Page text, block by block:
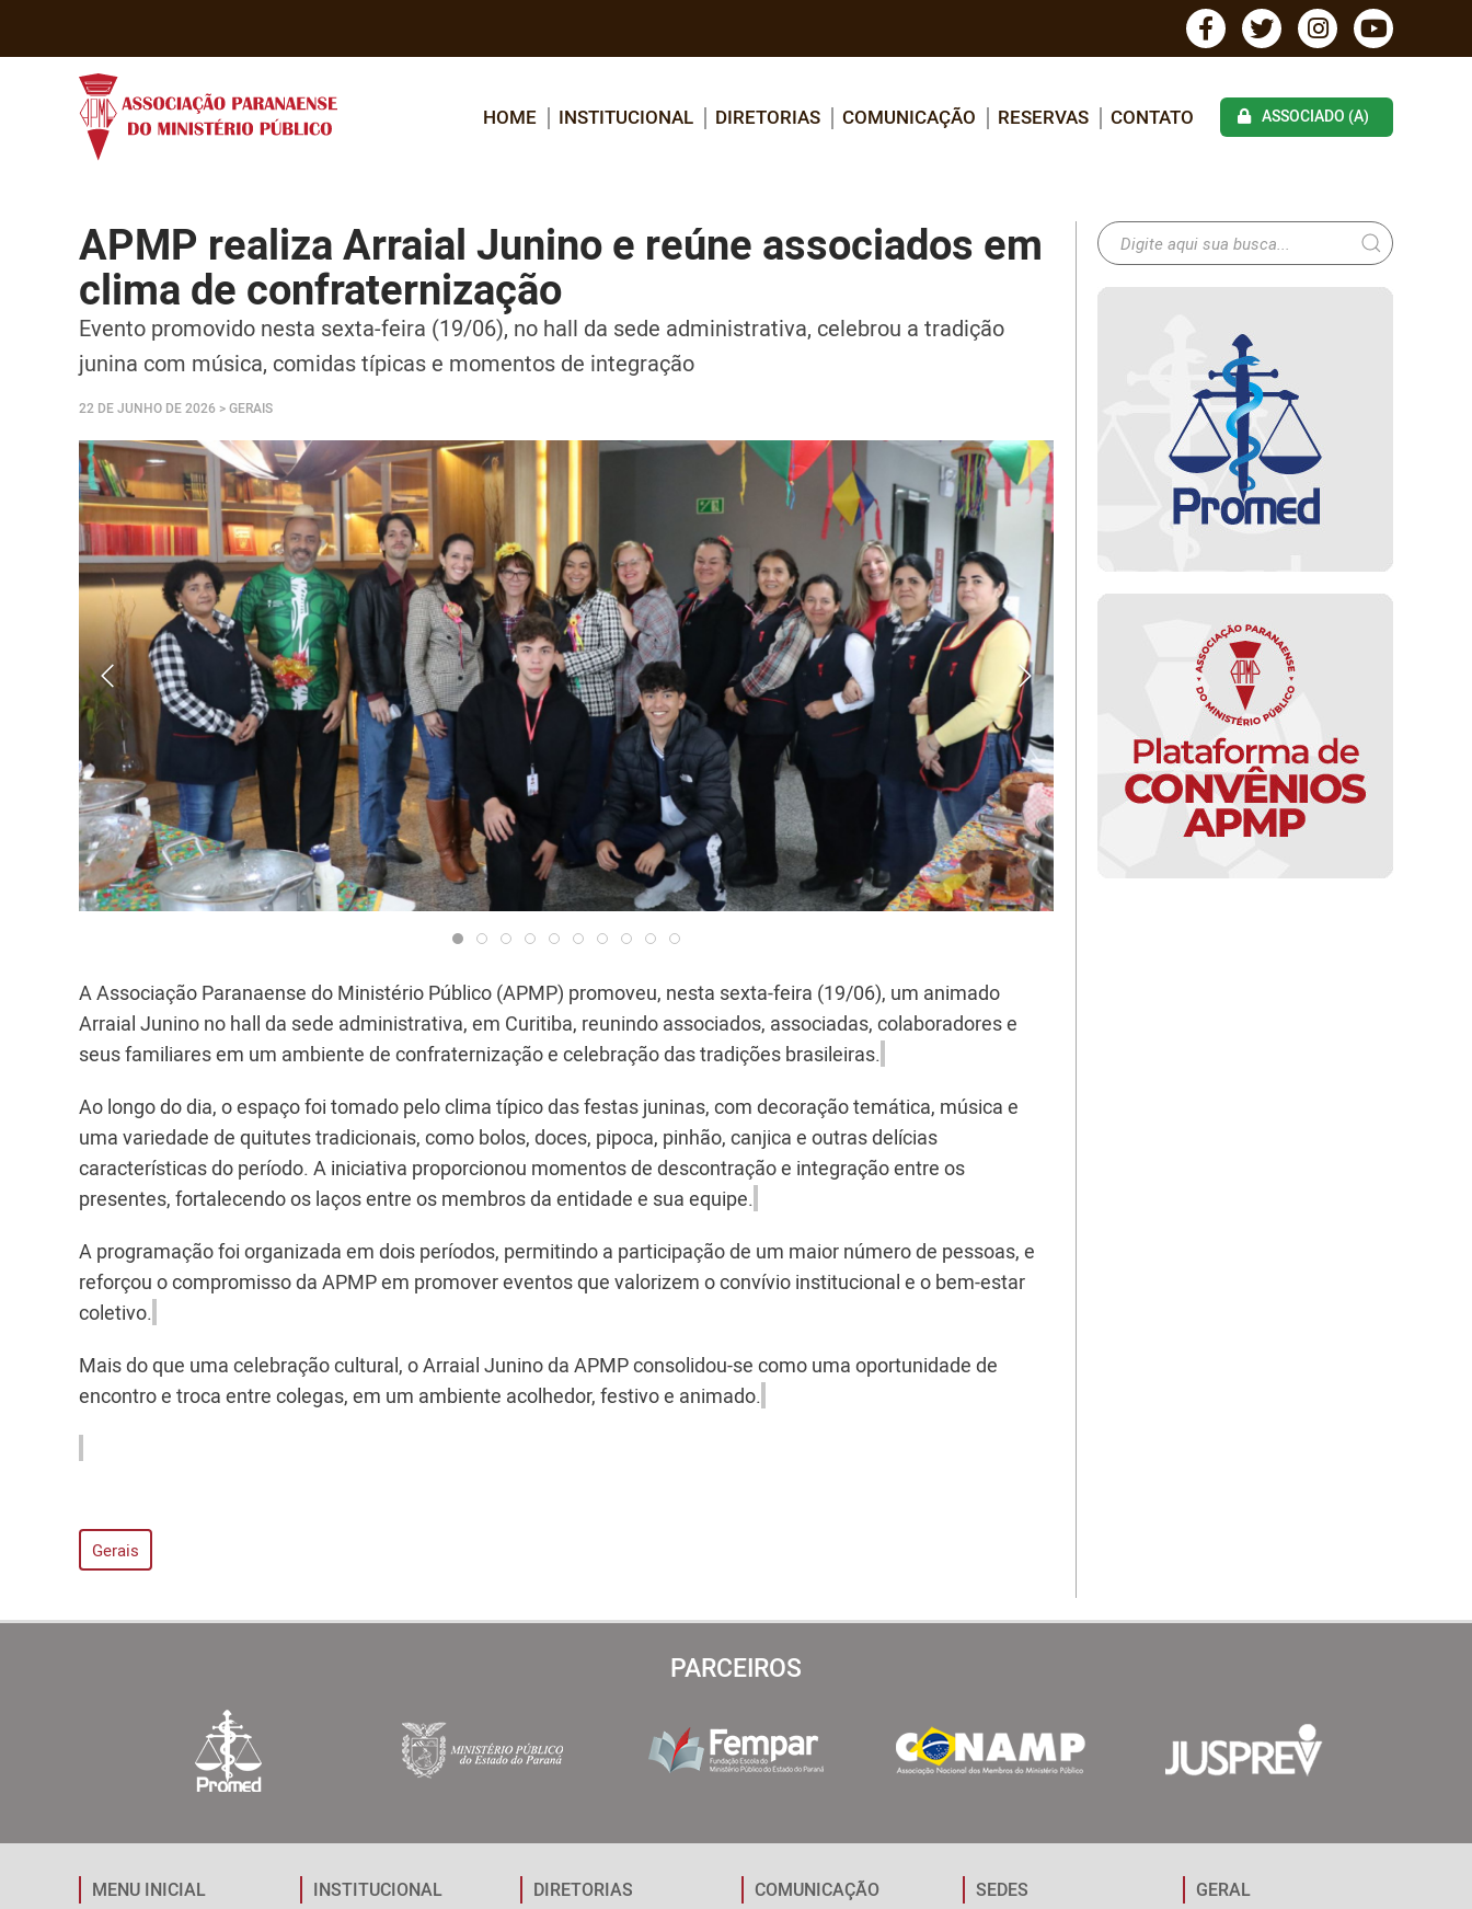
HOME INSTITUCIONAL DIRETORIAS COMUNICAÇÃO RESERVAS CONTATO ASSOCIADO (A)
APMP realiza Arraial Junino e reúne associados em
clima de confraternização
Evento promovido nesta sexta-feira (19/06), no hall da sede administrativa, celebrou a tradição
junina com música, comidas típicas e momentos de integração
22 DE JUNHO DE 2026 > GERAIS
A Associação Paranaense do Ministério Público (APMP) promoveu, nesta sexta-feira (19/06), um animado
Arraial Junino no hall da sede administrativa, em Curitiba, reunindo associados, associadas, colaboradores e
seus familiares em um ambiente de confraternização e celebração das tradições brasileiras.
Ao longo do dia, o espaço foi tomado pelo clima típico das festas juninas, com decoração temática, música e
uma variedade de quitutes tradicionais, como bolos, doces, pipoca, pinhão, canjica e outras delícias
características do período. A iniciativa proporcionou momentos de descontração e integração entre os
presentes, fortalecendo os laços entre os membros da entidade e sua equipe.
A programação foi organizada em dois períodos, permitindo a participação de um maior número de pessoas, e
reforçou o compromisso da APMP em promover eventos que valorizem o convívio institucional e o bem-estar
coletivo.
Mais do que uma celebração cultural, o Arraial Junino da APMP consolidou-se como uma oportunidade de
encontro e troca entre colegas, em um ambiente acolhedor, festivo e animado.
Gerais
PARCEIROS
MENU INICIAL INSTITUCIONAL DIRETORIAS COMUNICAÇÃO SEDES GERAL